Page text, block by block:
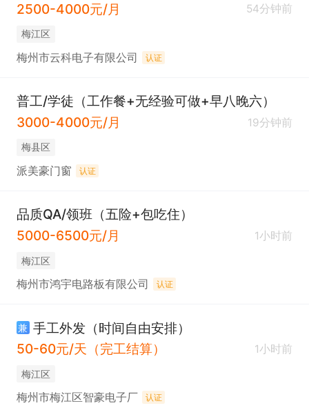
2500-4000元/月
54分钟前
梅江区
梅州市云科电子有限公司 认证
普工/学徒（工作餐+无经验可做+早八晚六）
3000-4000元/月
19分钟前
梅县区
派美豪门窗 认证
品质QA/领班（五险+包吃住）
5000-6500元/月
1小时前
梅江区
梅州市鸿宇电路板有限公司 认证
兼 手工外发（时间自由安排）
50-60元/天（完工结算）
1小时前
梅江区
梅州市梅江区智豪电子厂 认证